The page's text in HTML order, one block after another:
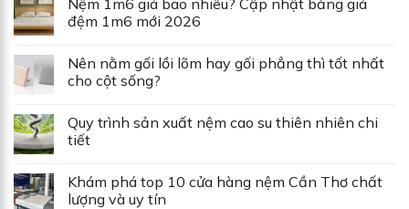
đệm 1m6 mới 2026
Nên nằm gối lồi lõm hay gối phẳng thì tốt nhất
cho cột sống?
Quy trình sản xuất nệm cao su thiên nhiên chi
tiết
Khám phá top 10 cửa hàng nệm Cần Thơ chất
lượng và uy tín